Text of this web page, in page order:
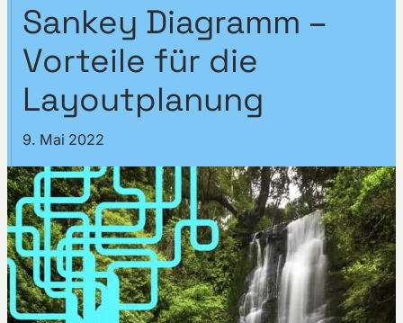
Sankey Diagramm –
Vorteile für die
Layoutplanung
9. Mai 2022